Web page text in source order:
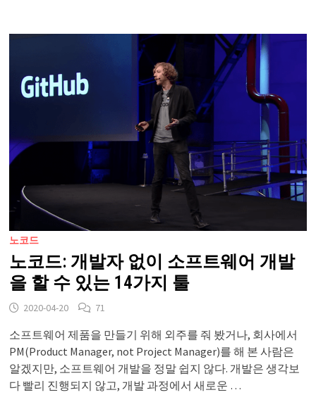
노코드
노코드: 개발자 없이 소프트웨어 개발
을 할 수 있는 14가지 툴
2020-04-20 71
소프트웨어 제품을 만들기 위해 외주를 줘 봤거나, 회사에서
PM(Product Manager, not Project Manager)를 해 본 사람은
알겠지만, 소프트웨어 개발을 정말 쉽지 않다. 개발은 생각보
다 빨리 진행되지 않고, 개발 과정에서 새로운 …